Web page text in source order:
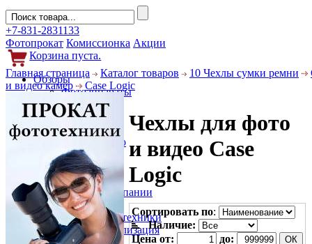
+7-831-2831133
Фотопрокат Комиссионка Акции
Корзина пуста.
Обзоры
Фотоаппараты
Объективы
Фильтры
Новости
Фото и видео
Гаджеты
Аксессуары
Слухи
Новости компании
Услуги
Прокат фототехники
Выкуп и реализация
Главная страница Каталог товаров 10 Чехлы сумки ремни
и видео камер
Case Logic
Чехлы для фото
и видео Case
Logic
Сортировать по:
Наличие:
Цена от:
до: